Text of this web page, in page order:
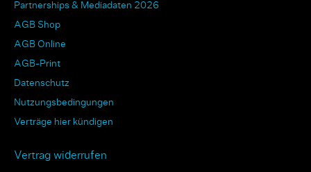
Partnerships & Mediadaten 2026
AGB Shop
AGB Online
AGB-Print
Datenschutz
Nutzungsbedingungen
Verträge hier kündigen
Vertrag widerrufen